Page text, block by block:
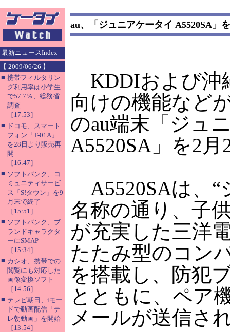
最新ニュースIndex
【 2009/06/26 】
■ 携帯フィルタリン
グ利用率は小学生
で57.7％、総務省
調査
［17:53］
■ ドコモ、スマート
フォン「T-01A」
を28日より販売再
開
［16:47］
■ ソフトバンク、コ
ミュニティサービ
ス「S!タウン」を9
月末で終了
［15:51］
■ ソフトバンク、ブ
ランドキャラクタ
ーにSMAP
［15:34］
■ カシオ、携帯での
閲覧にも対応した
画像変換ソフト
［14:56］
■ テレビ朝日、iモー
ドで動画配信「テ
レ朝動画」を開始
［13:54］
au、「ジュニアケータイ A5520SA」
KDDIおよび沖
向けの機能など
のau端末「ジュ
A5520SA」を2
A5520SAは、“
名称の通り、子
が充実した三洋
たたみ型のコン
を搭載し、防犯
とともに、ペア
メールが送信さ